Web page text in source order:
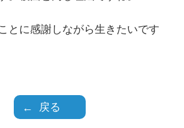
とに感謝しながら生きたいです
戻る